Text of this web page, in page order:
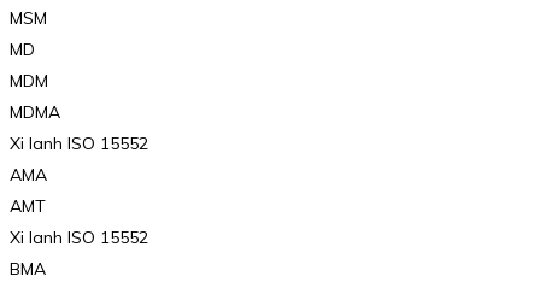
MSM
MD
MDM
MDMA
Xi lanh ISO 15552
AMA
AMT
Xi lanh ISO 15552
BMA